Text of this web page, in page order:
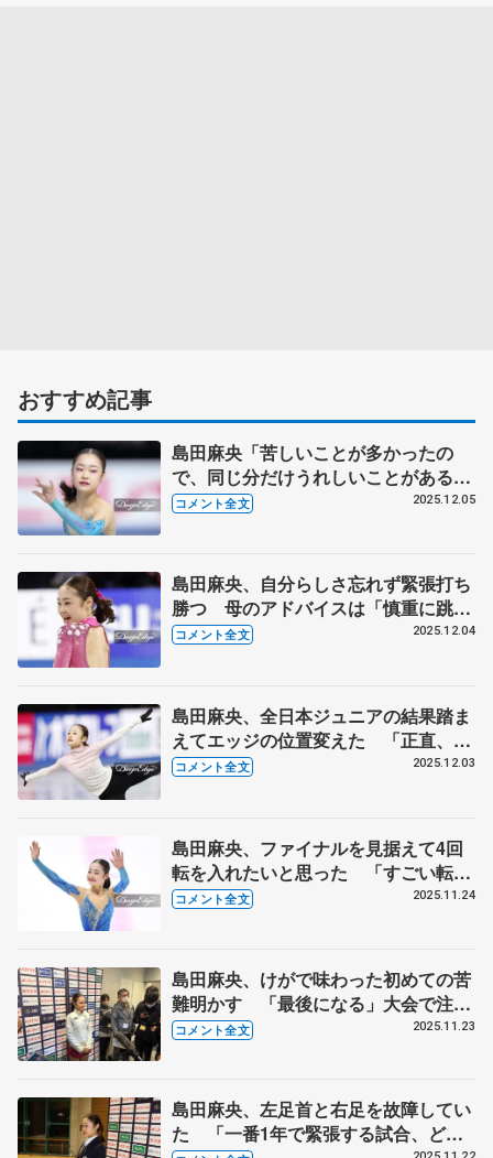
おすすめ記事
島田麻央「苦しいことが多かったの
で、同じ分だけうれしいことがあるっ
ていうふうに信じて」【ジュニアGP
コメント全文 2025.12.05
島田麻央、自分らしさ忘れず緊張打ち
勝つ 母のアドバイスは「慎重に跳ぶ
のは麻央じゃない」【ジュニアGPフ
コメント全文 2025.12.04
島田麻央、全日本ジュニアの結果踏ま
えてエッジの位置変えた 「正直、本
当に迷った」けど、足を痛めたときに
コメント全文 2025.12.03
島田麻央、ファイナルを見据えて4回
転を入れたいと思った 「すごい転び
方で焦った。2本失敗すると立ち直る
コメント全文 2025.11.24
島田麻央、けがで味わった初めての苦
難明かす 「最後になる」大会で注目
してほしい部分とは【全日本ジュニア
コメント全文 2025.11.23
島田麻央、左足首と右足を故障してい
た 「一番1年で緊張する試合、どう